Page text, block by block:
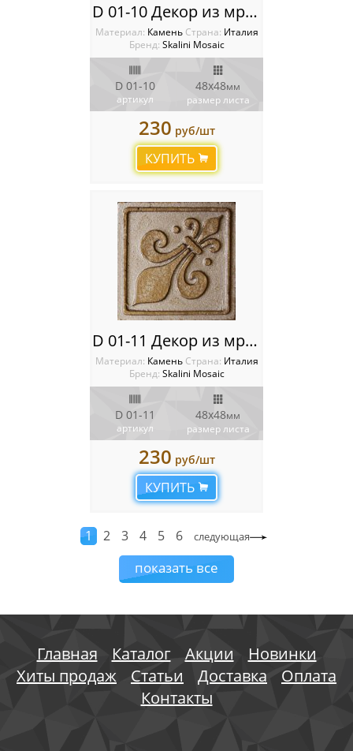
D 01-10 Декор из мрамора Metal Stone Decos
Материал: Камень Cтрана: Италия
Бренд: Skalini Mosaic
D 01-10
артикул
48x48мм
размер листа
230 руб/шт
КУПИТЬ
D 01-11 Декор из мрамора Metal Stone Decos
Материал: Камень Cтрана: Италия
Бренд: Skalini Mosaic
D 01-11
артикул
48x48мм
размер листа
230 руб/шт
КУПИТЬ
1 2 3 4 5 6 следующая
показать все
Главная Каталог Акции
Новинки
Хиты продаж
Статьи Доставка
Оплата
Контакты